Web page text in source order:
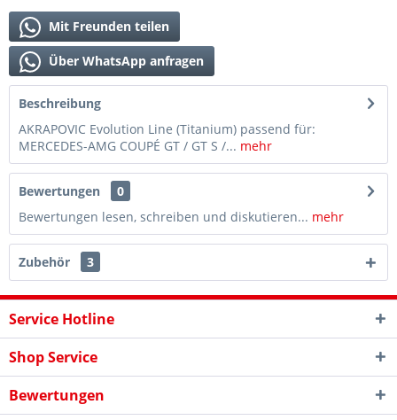
Mit Freunden teilen
Über WhatsApp anfragen
Beschreibung
AKRAPOVIC Evolution Line (Titanium) passend für:
MERCEDES-AMG COUPÉ GT / GT S /... mehr
Bewertungen
0
Bewertungen lesen, schreiben und diskutieren... mehr
Zubehör 3
Service Hotline
Shop Service
Bewertungen